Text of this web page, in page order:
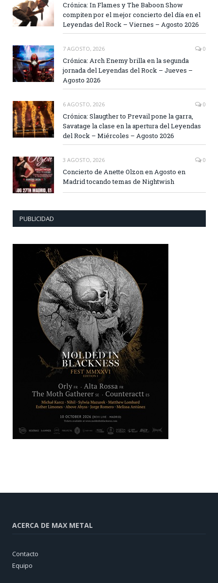
Crónica: In Flames y The Baboon Show
compiten por el mejor concierto del día en el
Leyendas del Rock – Viernes – Agosto 2026
7 AGOSTO, 2026 0
Crónica: Arch Enemy brilla en la segunda
jornada del Leyendas del Rock – Jueves –
Agosto 2026
6 AGOSTO, 2026 0
Crónica: Slaugther to Prevail pone la garra,
Savatage la clase en la apertura del Leyendas
del Rock – Miércoles – Agosto 2026
3 AGOSTO, 2026 0
Concierto de Anette Olzon en Agosto en
Madrid tocando temas de Nightwish
PUBLICIDAD
ACERCA DE MAX METAL
Contacto
Equipo